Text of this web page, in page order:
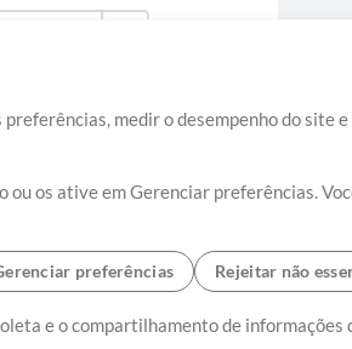
medir o desempenho do site
os ative em Gerenciar preferências.
preferências Rejeitar não
e o compartilhamento de informações
de cookies
Contato